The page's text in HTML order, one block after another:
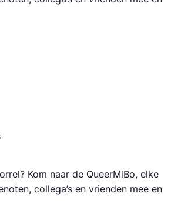
Kom naar de QueerMiBo, elke
collega’s en vrienden mee en